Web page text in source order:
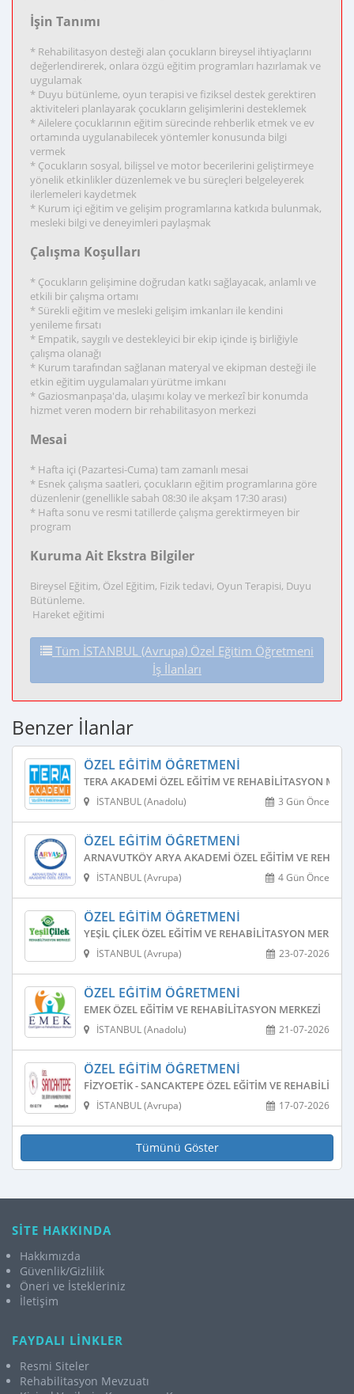
İşin Tanımı
* Rehabilitasyon desteği alan çocukların bireysel ihtiyaçlarını
değerlendirerek, onlara özgü eğitim programları hazırlamak ve
uygulamak
* Duyu bütünleme, oyun terapisi ve fiziksel destek gerektiren
aktiviteleri planlayarak çocukların gelişimlerini desteklemek
* Ailelere çocuklarının eğitim sürecinde rehberlik etmek ve ev
ortamında uygulanabilecek yöntemler konusunda bilgi
vermek
* Çocukların sosyal, bilişsel ve motor becerilerini geliştirmeye
yönelik etkinlikler düzenlemek ve bu süreçleri belgeleyerek
ilerlemeleri kaydetmek
* Kurum içi eğitim ve gelişim programlarına katkıda bulunmak,
mesleki bilgi ve deneyimleri paylaşmak
Çalışma Koşulları
* Çocukların gelişimine doğrudan katkı sağlayacak, anlamlı ve
etkili bir çalışma ortamı
* Sürekli eğitim ve mesleki gelişim imkanları ile kendini
yenileme fırsatı
* Empatik, saygılı ve destekleyici bir ekip içinde iş birliğiyle
çalışma olanağı
* Kurum tarafından sağlanan materyal ve ekipman desteği ile
etkin eğitim uygulamaları yürütme imkanı
* Gaziosmanpaşa'da, ulaşımı kolay ve merkezî bir konumda
hizmet veren modern bir rehabilitasyon merkezi
Mesai
* Hafta içi (Pazartesi-Cuma) tam zamanlı mesai
* Esnek çalışma saatleri, çocukların eğitim programlarına göre
düzenlenir (genellikle sabah 08:30 ile akşam 17:30 arası)
* Hafta sonu ve resmi tatillerde çalışma gerektirmeyen bir
program
Kuruma Ait Ekstra Bilgiler
Bireysel Eğitim, Özel Eğitim, Fizik tedavi, Oyun Terapisi, Duyu
Bütünleme.
Hareket eğitimi
Tüm İSTANBUL (Avrupa) Özel Eğitim Öğretmeni
İş İlanları
Benzer İlanlar
ÖZEL EĞITIM ÖĞRETMENI
TERA AKADEMI ÖZEL EĞITIM VE REHABILITASYON
3 Gün Önce
İSTANBUL (Anadolu)
ÖZEL EĞITIM ÖĞRETMENI
ARNAVUTKÖY ARYA AKADEMI ÖZEL EĞITIM VE
4 Gün Önce
İSTANBUL (Avrupa)
ÖZEL EĞITIM ÖĞRETMENI
YEŞIL ÇILEK ÖZEL EĞITIM VE REHABILITASYON MERKEZI
23-07-2026
İSTANBUL (Avrupa)
ÖZEL EĞITIM ÖĞRETMENI
EMEK ÖZEL EĞITIM VE REHABILITASYON MERKEZI
21-07-2026
İSTANBUL (Anadolu)
ÖZEL EĞITIM ÖĞRETMENI
FIZYOETIK - SANCAKTEPE ÖZEL EĞITIM VE
17-07-2026
İSTANBUL (Avrupa)
Tümünü Göster
SİTE HAKKINDA
Hakkımızda
Güvenlik/Gizlilik
Öneri ve İstekleriniz
İletişim
FAYDALI LİNKLER
Resmi Siteler
Rehabilitasyon Mevzuatı